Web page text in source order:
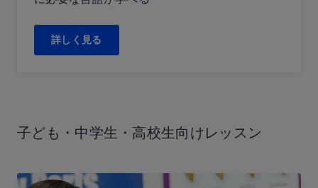
詳しく見る
子ども・中学生・ 高校生向けレッスン